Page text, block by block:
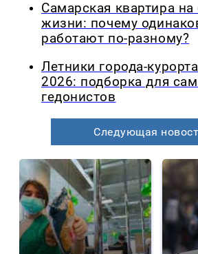
Самарская квартира на
жизни: почему
работают по-разному?
Летники города-
2026: подборка для
гедонистов
Следующая